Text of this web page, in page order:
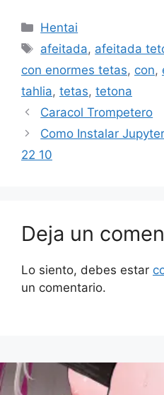
Categorías
Hentai
Etiquetas
afeitada, afeitada
con enormes tetas, con,
tahlia, tetas, tetona
Caracol Trompetero
Como Instalar
22 10
Deja un
Lo siento, debes estar
un comentario.